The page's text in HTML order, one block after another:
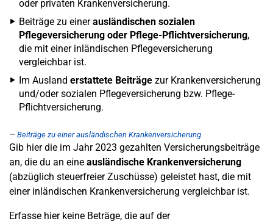
oder privaten Krankenversicherung.
Beiträge zu einerausländischen sozialen
Pflegeversicherung oder Pflege-Pflichtversicherung,
die mit einer inländischen Pflegeversicherung
vergleichbar ist.
Im Ausland erstattete Beiträge zur Krankenversicherung
und/oder sozialen Pflegeversicherung bzw. Pflege-
Pflichtversicherung.
Beiträge zu einer ausländischen Krankenversicherung
Gib hier die im Jahr 2023 gezahlten Versicherungsbeiträge
an, die du an eine ausländische Krankenversicherung
(abzüglich steuerfreier Zuschüsse) geleistet hast, die mit
einer inländischen Krankenversicherung vergleichbar ist.
Erfasse hier keine Beträge, die auf der